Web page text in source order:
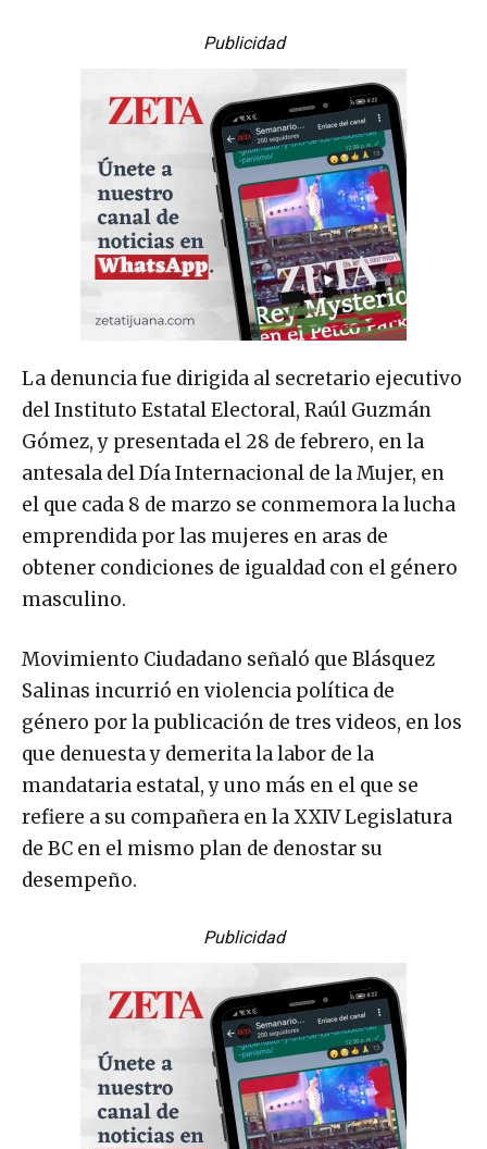
Publicidad
La denuncia fue dirigida al secretario ejecutivo
del Instituto Estatal Electoral, Raúl Guzmán
Gómez, y presentada el 28 de febrero, en la
antesala del Día Internacional de la Mujer, en
el que cada 8 de marzo se conmemora la lucha
emprendida por las mujeres en aras de
obtener condiciones de igualdad con el género
masculino.
Movimiento Ciudadano señaló que Blásquez
Salinas incurrió en violencia política de
género por la publicación de tres videos, en los
que denuesta y demerita la labor de la
mandataria estatal, y uno más en el que se
refiere a su compañera en la XXIV Legislatura
de BC en el mismo plan de denostar su
desempeño.
Publicidad